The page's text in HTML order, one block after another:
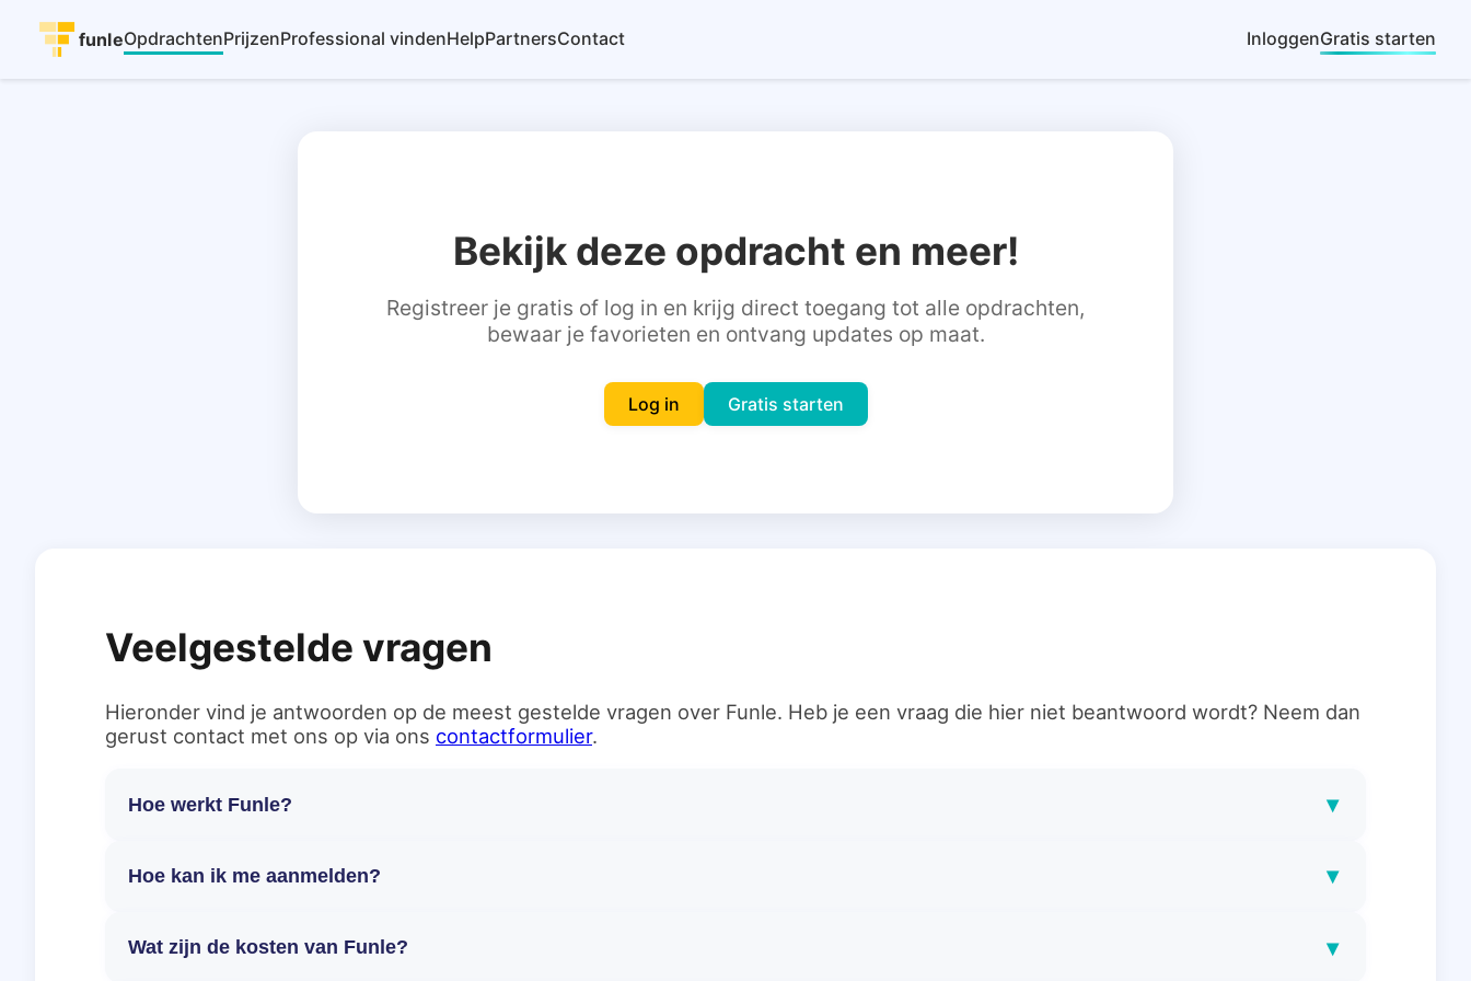
funleOpdrachtenPrijzenProfessional vindenHelpPartnersContact InloggenGratis starten
Bekijk deze opdracht en meer!
Registreer je gratis of log in en krijg direct toegang tot alle opdrachten,
bewaar je favorieten en ontvang updates op maat.
Log in Gratis starten
Veelgestelde vragen
Hieronder vind je antwoorden op de meest gestelde vragen over Funle. Heb je een vraag die hier niet beantwoord wordt? Neem dan
gerust contact met ons op via ons contactformulier.
Hoe werkt Funle? ▾
Hoe kan ik me aanmelden? ▾
Wat zijn de kosten van Funle? ▾